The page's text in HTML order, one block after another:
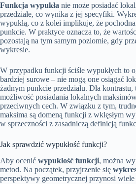
Funkcja wypukła nie może posiadać
przedziale, co wynika z jej specyfiki.
wypukłą, co z kolei implikuje, że
punkcie. W praktyce oznacza to, że
pozostają na tym samym poziomie, gdy
wykresie.
W przypadku funkcji ściśle wypukłych to
bardziej surowe – nie mogą one osiągać
żadnym punkcie przedziału. Dla
możliwość posiadania lokalnych
przeciwnych cech. W związku z tym,
maksima są domeną funkcji z wklęsłym
w sprzeczności z zasadniczą definicją
Jak sprawdzić wypukłość funkcji?
Aby ocenić wypukłość funkcji, można
metod. Na początek, przyjrzenie się
perspektywy geometrycznej przynosi